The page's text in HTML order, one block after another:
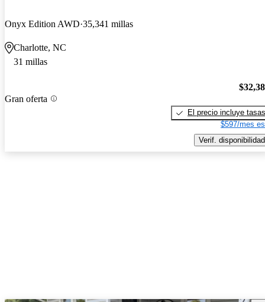
Onyx Edition AWD 35,341 millas
Charlotte, NC
31 millas
Gran oferta
El precio incluye tasas
$597/mes
Verif. disponibilidad